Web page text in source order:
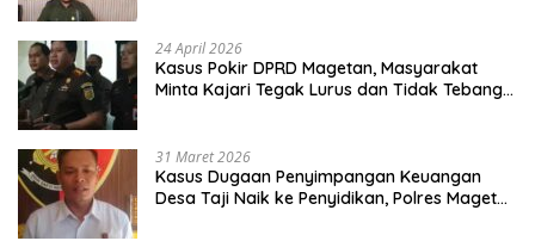
24 April 2026
Kasus Pokir DPRD Magetan, Masyarakat
Minta Kajari Tegak Lurus dan Tidak Tebang
31 Maret 2026
Kasus Dugaan Penyimpangan Keuangan
Desa Taji Naik ke Penyidikan, Polres Magetan